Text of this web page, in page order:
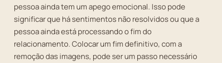
pessoa ainda tem um apego emocional. Isso pode
significar que há sentimentos não resolvidos ou que a
pessoa ainda está processando o fim do
relacionamento. Colocar um fim definitivo, com a
remoção das imagens, pode ser um passo necessário